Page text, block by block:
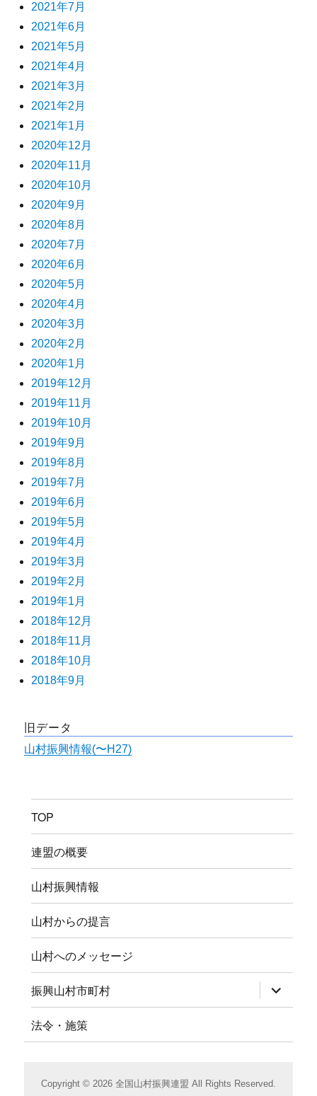
2021年7月
2021年6月
2021年5月
2021年4月
2021年3月
2021年2月
2021年1月
2020年12月
2020年11月
2020年10月
2020年9月
2020年8月
2020年7月
2020年6月
2020年5月
2020年4月
2020年3月
2020年2月
2020年1月
2019年12月
2019年11月
2019年10月
2019年9月
2019年8月
2019年7月
2019年6月
2019年5月
2019年4月
2019年3月
2019年2月
2019年1月
2018年12月
2018年11月
2018年10月
2018年9月
旧データ
山村振興情報(〜H27)
TOP
連盟の概要
山村振興情報
山村からの提言
山村へのメッセージ
振興山村市町村 サ
ブ
メ
ー
法令・施策
Copyright © 2026 全国山村振興連盟 All Rights Reserved.